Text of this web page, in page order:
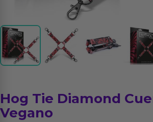
Hog Tie Diamond
Vegano